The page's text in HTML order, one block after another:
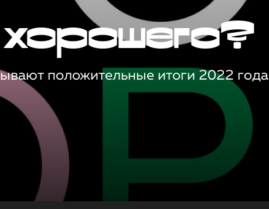
хорошего?
положительные итоги 2022 года